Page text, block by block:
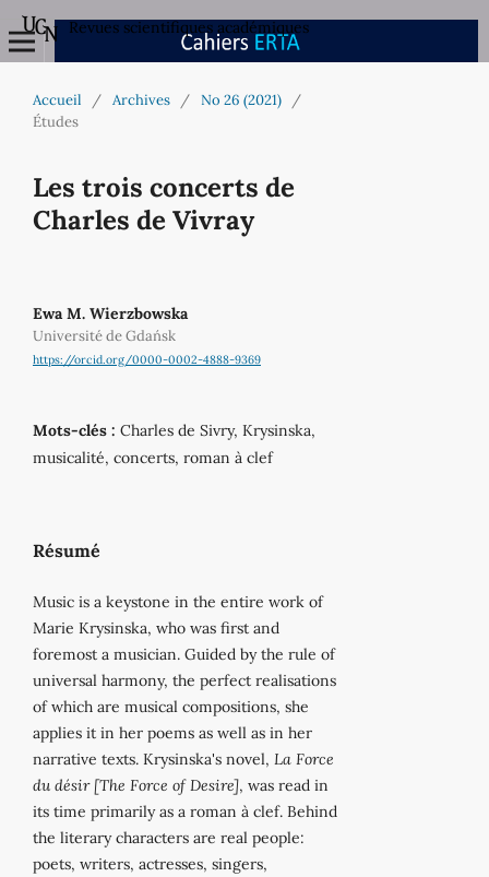
Revues scientifiques académiques
Accueil / Archives / No 26 (2021)
/
Études
Les trois concerts de
Charles de Vivray
Ewa M. Wierzbowska
Université de Gdańsk
https://orcid.org/0000-0002-4888-9369
Mots-clés : Charles de Sivry, Krysinska,
musicalité, concerts, roman à clef
Résumé
Music is a keystone in the entire work of
Marie Krysinska, who was first and
foremost a musician. Guided by the rule of
universal harmony, the perfect realisations
of which are musical compositions, she
applies it in her poems as well as in her
narrative texts. Krysinska's novel, La Force
du désir [The Force of Desire], was read in
its time primarily as a roman à clef. Behind
the literary characters are real people:
poets, writers, actresses, singers,